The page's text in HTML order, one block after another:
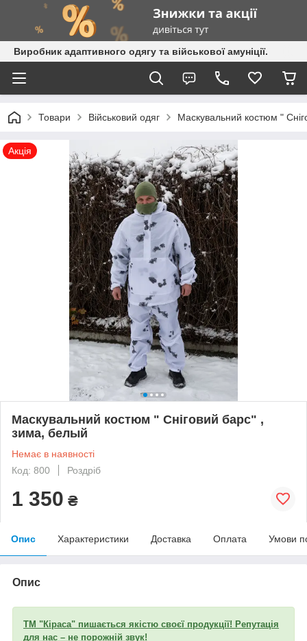
Виробник адаптивного одягу та військової амуніції.
Товари Військовий одяг Маскувальний костюм "
Акція
Маскувальний костюм " Сніговий барс" ,
зима, белый
Немає в наявності
Код: 800
Роздріб
1 350 ₴
Опис Характеристики Доставка Оплата Умови
Опис
ТМ "Кіраса" пишається якістю своєї продукції! Репутація
для нас – не порожній звук!